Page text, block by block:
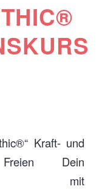
Kraft- und
Dein
mit